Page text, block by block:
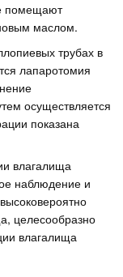
помещают
маслом.
трубах в
лапаротомия
осуществляется
показана
влагалища
наблюдение и
целесообразно
влагалища